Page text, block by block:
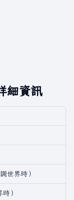
細資訊
世界時）
）